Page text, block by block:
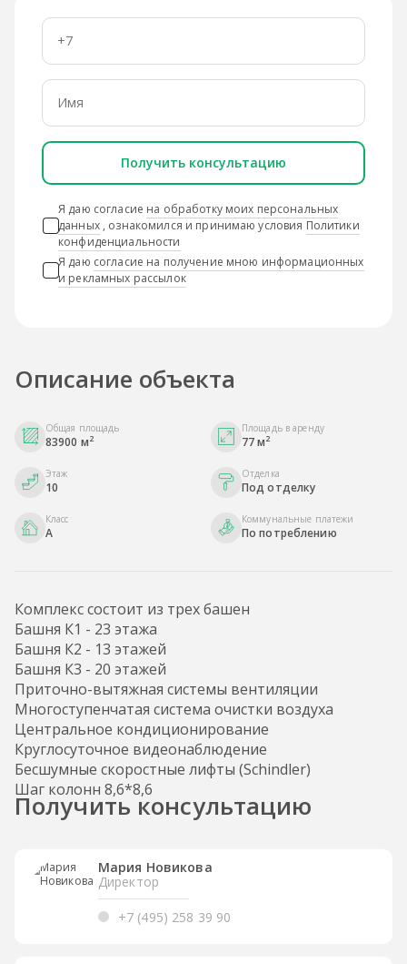
Получить консультацию
Я даю согласие на обработку моих персональных
данных, ознакомился и принимаю условия Политики
конфиденциальности
Я даю согласие на получение мною информационных
и рекламных рассылок
Описание объекта
Общая площадь
83900 м2
Площадь в аренду
77 м2
Этаж
10
Отделка
Под отделку
Класс
A
Коммунальные платежи
По потреблению
Комплекс состоит из трех башен
Башня К1 - 23 этажа
Башня К2 - 13 этажей
Башня К3 - 20 этажей
Приточно-вытяжная системы вентиляции
Многоступенчатая система очистки воздуха
Центральное кондиционирование
Круглосуточное видеонаблюдение
Бесшумные скоростные лифты (Schindler)
Шаг колонн 8,6*8,6
Получить консультацию
Мария Новикова
Директор
+7 (495) 258 39 90